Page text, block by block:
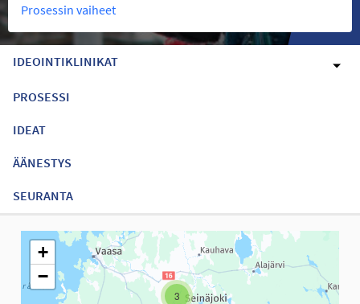
Prosessin vaiheet
IDEOINTIKLINIKAT
PROSESSI
IDEAT
ÄÄNESTYS
SEURANTA
Seuraavassa elementissä on kartta, joka esittää tämän
3
+
−